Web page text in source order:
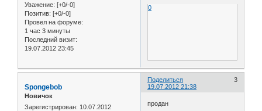
Уважение: [+0/-0]
Позитив: [+0/-0]
Провел на форуме:
1 час 3 минуты
Последний визит:
19.07.2012 23:45
0
Поделиться
3
19.07.2012 21:38
Spongebob
Новичок
Зарегистрирован: 10.07.2012
продан